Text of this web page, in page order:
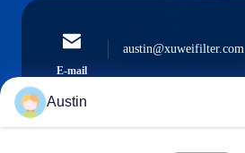
E-mail
austin@xuweifilter.com
Austin